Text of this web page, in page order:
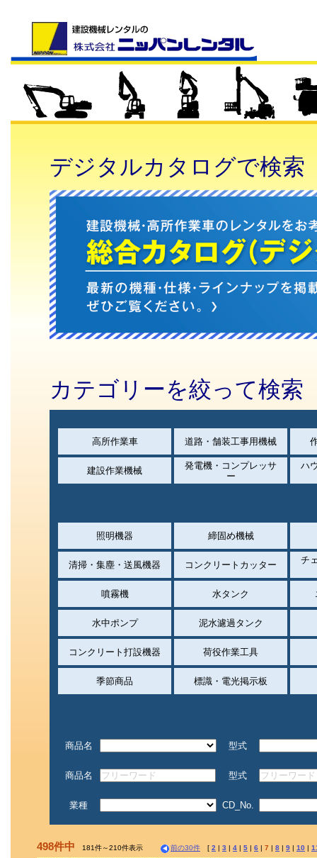
デジタルカタログで検索
カテゴリーを絞って検索
高所作業車 道路・舗装工事用機械
建設作業機械
発電機・コンプレッサ
ー
ハ
照明機器 締固め機械
清掃・集塵・送風機器 コンクリートカッター チ
噴霧機 水タンク
水中ポンプ 泥水濾過タンク
コンクリート打設機器 荷役作業工具
季節商品 標識・電光掲示板
商品名 型式
商品名 型式
業種 CD_No.
498件中 181件～210件表示 前の30件 [ 2 | 3 | 4 | 5 | 6 | 7 | 8 | 9 | 10 |